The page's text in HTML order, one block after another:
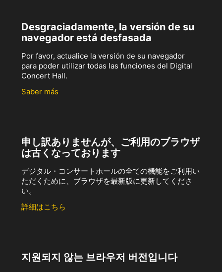
Desgraciadamente, la versión de su
navegador está desfasada
Por favor, actualice la versión de su navegador
para poder utilizar todas las funciones del Digital
Concert Hall.
Saber más
申し訳ありませんが、ご利用のブラウザ
は古くなっております
デジタル・コンサートホールの全ての機能をご利用い
ただくために、ブラウザを最新版に更新してくださ
い。
詳細はこちら
지원되지 않는 브라우저 버전입니다